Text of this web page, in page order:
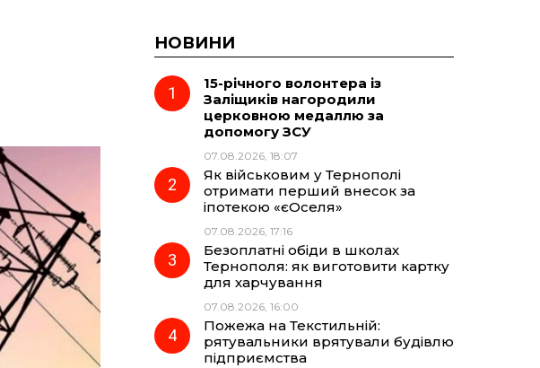
НОВИНИ
15-річного волонтера із
Заліщиків нагородили
церковною медаллю за
допомогу ЗСУ
07.08.2026, 18:07
Як військовим у Тернополі
отримати перший внесок за
іпотекою «єОселя»
07.08.2026, 17:16
Безоплатні обіди в школах
Тернополя: як виготовити картку
для харчування
07.08.2026, 16:00
Пожежа на Текстильній:
рятувальники врятували будівлю
підприємства